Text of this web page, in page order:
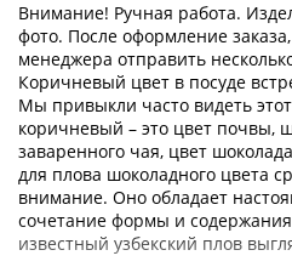
Внимание! Ручная работа.
фото. После оформление
менеджера отправить
Коричневый цвет в посуде
Мы привыкли часто видеть
коричневый – это цвет почвы,
заваренного чая, цвет
для плова шоколадного цвета
внимание. Оно обладает
сочетание формы и
известный узбекский плов